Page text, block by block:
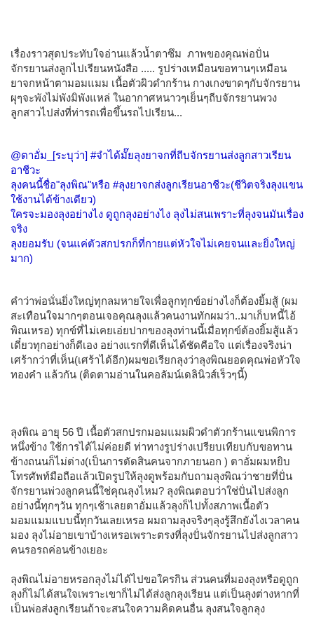
เรื่องราวสุดประทับใจอ่านแล้วน้ำตาซึม ภาพของคุณพ่อปั่น
จักรยานส่งลูกไปเรียนหนังสือ ..... รูปร่างเหมือนขอทานๆเหมือน
ยาจกหน้าตามอมแมม เนื้อตัวผิวดำกร้าน กางเกงขาดๆกับจักรยาน
ผุๆจะพังไม่พังมิพังแหล่ ในอากาศหนาวๆเย็นๆถีบจักรยานพวง
ลูกสาวไปส่งที่ท่ารถเพื่อขึ้นรถไปเรียน...
@ตาอั่ม_[ระบุว่า] #จำได้มั๊ยลุงยาจกที่ถีบจักรยานส่งลูกสาวเรียน
อาชีวะ
ลุงคนนี้ชื่อ"ลุงพิณ"หรือ #ลุงยาจกส่งลูกเรียนอาชีวะ(ชีวิตจริงลุงแขน
ใช้งานได้ข้างเดียว)
ใครจะมองลุงอย่างไง ดูถูกลุงอย่างไง ลุงไม่สนเพราะที่ลุงจนมันเรื่อง
จริง
ลุงยอมรับ (จนแค่ตัวสกปรกก็ที่กายแต่หัวใจไม่เคยจนและยิ่งใหญ่
มาก)
คำว่าพ่อนั่นยิ่งใหญ่ทุกลมหายใจเพื่อลูกทุกข์อย่างไงก็ต้องยิ้มสู้ (ผม
สะเทือนใจมากๆตอนเจอคุณลุงแล้วคนงานทักผมว่า..มาเก็บหนี้ไอ้
พิณเหรอ) ทุกข์ที่ไม่เคยเอ่ยปากของลุงท่านนี้เมื่อทุกข์ต้องยิ้มสู้แล้ว
เดี๋ยวทุกอย่างก็ดีเอง อย่างแรกที่ดีเห็นได้ชัดคือใจ แต่เรื่องจริงน่า
เศร้ากว่าที่เห็น(เศร้าได้อีก)ผมขอเรียกลุงว่าลุงพิณยอดคุณพ่อหัวใจ
ทองคำ แล้วกัน (ติดตามอ่านในคอลัมน์เดลินิวส์เร็วๆนี้)
ลุงพิณ อายุ 56 ปี เนื้อตัวสกปรกมอมแมมผิวดำตัวกร้านแขนพิการ
หนึ่งข้าง ใช้การได้ไม่ค่อยดี ท่าทางรูปร่างเปรียบเทียบกับขอทาน
ข้างถนนก็ไม่ต่าง(เป็นการตัดสินคนจากภายนอก ) ตาอั่มผมหยิบ
โทรศัพท์มือถือแล้วเปิดรูปให้ลุงดูพร้อมกับถามลุงพิณว่าชายที่ปั่น
จักรยานพ่วงลูกคนนี้ใช่คุณลุงไหม? ลุงพิณตอบว่าใช่ปั่นไปส่งลูก
อย่างนี้ทุกๆวัน ทุกๆเช้าเลยตาอั่มแล้วลุงก็ไปทั้งสภาพเนื้อตัว
มอมแมมแบบนี้ทุกวันเลยเหรอ ผมถามลุงจริงๆลุงรู้สึกยังไงเวลาคน
มอง ลุงไม่อายเขาบ้างเหรอเพราะตรงที่ลุงปั่นจักรยานไปส่งลูกสาว
คนรอรถค่อนข้างเยอะ
ลุงพิณไม่อายหรอกลุงไม่ได้ไปขอใครกิน ส่วนคนที่มองลุงหรือดูถูก
ลุงก็ไม่ได้สนใจเพราะเขาก็ไม่ได้ส่งลูกลุงเรียน แต่เป็นลุงต่างหากที่
เป็นพ่อส่งลูกเรียนถ้าจะสนใจความคิดคนอื่น ลุงสนใจลูกลุง